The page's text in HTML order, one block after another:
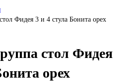
Фидея 3 и 4 стула Бонита орех
стол Фидея
орех